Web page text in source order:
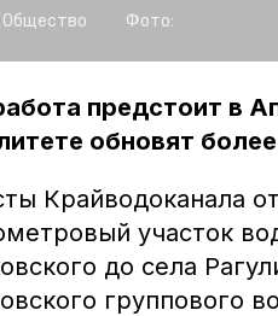
Общество Фото:
предстоит в
обновят
Крайводоканала
участок
до села
группового